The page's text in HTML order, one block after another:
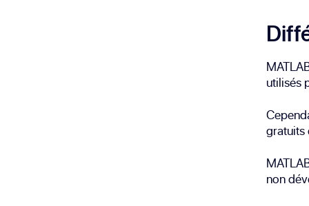
utilisés
gratuits
non